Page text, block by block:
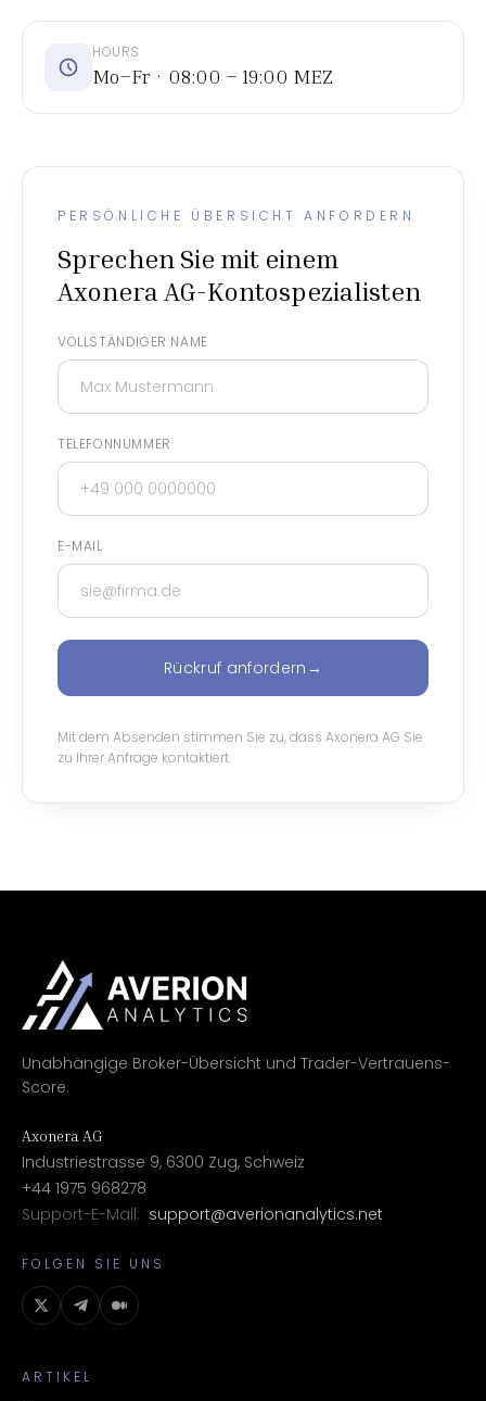
HOURS
Mo–Fr · 08:00 – 19:00 MEZ
PERSÖNLICHE ÜBERSICHT ANFORDERN
Sprechen Sie mit einem
Axonera AG-Kontospezialisten
VOLLSTÄNDIGER NAME
TELEFONNUMMER
E-MAIL
Rückruf anfordern →
Mit dem Absenden stimmen Sie zu, dass Axonera AG Sie
zu Ihrer Anfrage kontaktiert.
Unabhängige Broker-Übersicht und Trader-Vertrauens-
Score.
Axonera AG
Industriestrasse 9, 6300 Zug, Schweiz
+44 1975 968278
Support-E-Mail: support@averionanalytics.net
FOLGEN SIE UNS
ARTIKEL